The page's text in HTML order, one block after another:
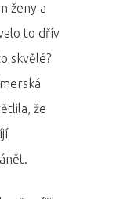
ženy a
to dřív
skvělé?
že